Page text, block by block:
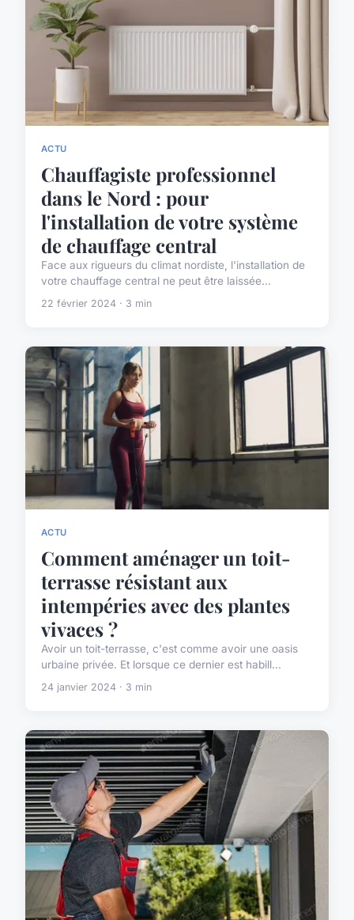
ACTU
Chauffagiste professionnel
dans le Nord : pour
l'installation de votre système
de chauffage central
Face aux rigueurs du climat nordiste, l'installation de
votre chauffage central ne peut être laissée...
22 février 2024 · 3 min
ACTU
Comment aménager un toit-
terrasse résistant aux
intempéries avec des plantes
vivaces ?
Avoir un toit-terrasse, c'est comme avoir une oasis
urbaine privée. Et lorsque ce dernier est habill...
24 janvier 2024 · 3 min